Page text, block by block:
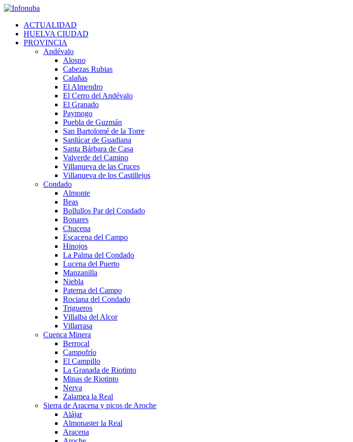
Skip
contentACTUALIDAD
HUELVA CIUDAD
PROVINCIA
Andévalo
Alosno
Cabezas Rubias
Calañas
El Almendro
El Cerro del Andévalo
El Granado
Paymogo
Puebla de Guzmán
San Bartolomé de la Torre
Sanlúcar de Guadiana
Santa Bárbara de Casa
Valverde del Camino
Villanueva de las Cruces
Villanueva de los Castillejos
Condado
Almonte
Beas
Bollullos Par del Condado
Bonares
Chucena
Escacena del Campo
Hinojos
La Palma del Condado
Lucena del Puerto
Manzanilla
Niebla
Paterna del Campo
Rociana del Condado
Trigueros
Villalba del Alcor
Villarrasa
Cuenca Minera
Berrocal
Campofrío
El Campillo
La Granada de Riotinto
Minas de Riotinto
Nerva
Zalamea la Real
Sierra de Aracena y picos de Aroche
Alájar
Almonaster la Real
Aracena